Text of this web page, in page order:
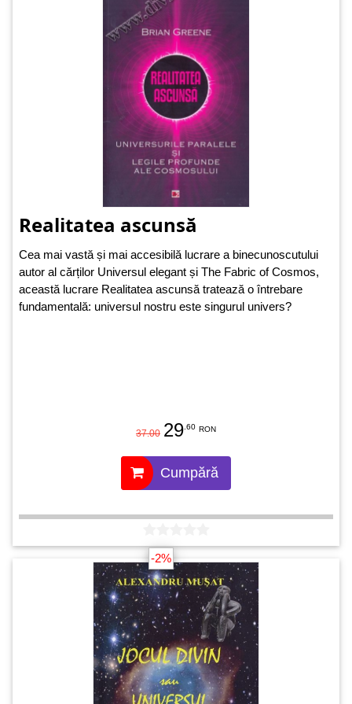
Realitatea ascunsă
Cea mai vastă și mai accesibilă lucrare a binecunoscutului
autor al cărților Universul elegant și The Fabric of Cosmos,
această lucrare Realitatea ascunsă tratează o întrebare
fundamentală: universul nostru este singurul univers?
37.00 29 .60 RON
Cumpără
-2%